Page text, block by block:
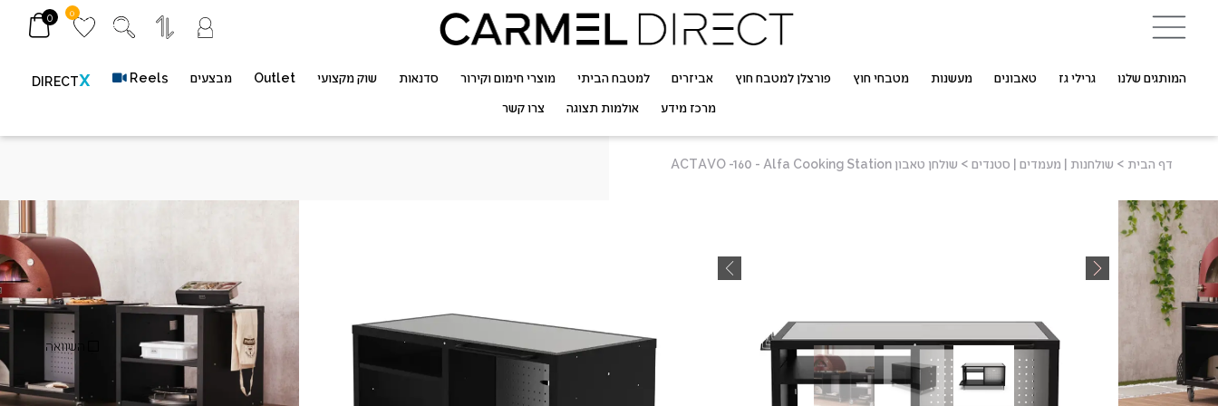
0
0
המותגים שלנו גרילי גז טאבונים מעשנות מטבחי חוץ פורצלן למטבח חוץ אביזרים למטבח הביתי מוצרי חימום וקירור סדנאות שוק מקצועי Outlet מבצעים Reels
DIRECTX
מרכז מידע אולמות תצוגה צרו קשר
דף הבית > שולחנות | מעמדים | סטנדים > שולחן טאבון ACTAVO -160 - Alfa Cooking Station
מק"ט השוואה